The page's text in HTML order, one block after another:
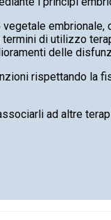
embrionale,
di utilizzo
delle
rispettando la
ad altre